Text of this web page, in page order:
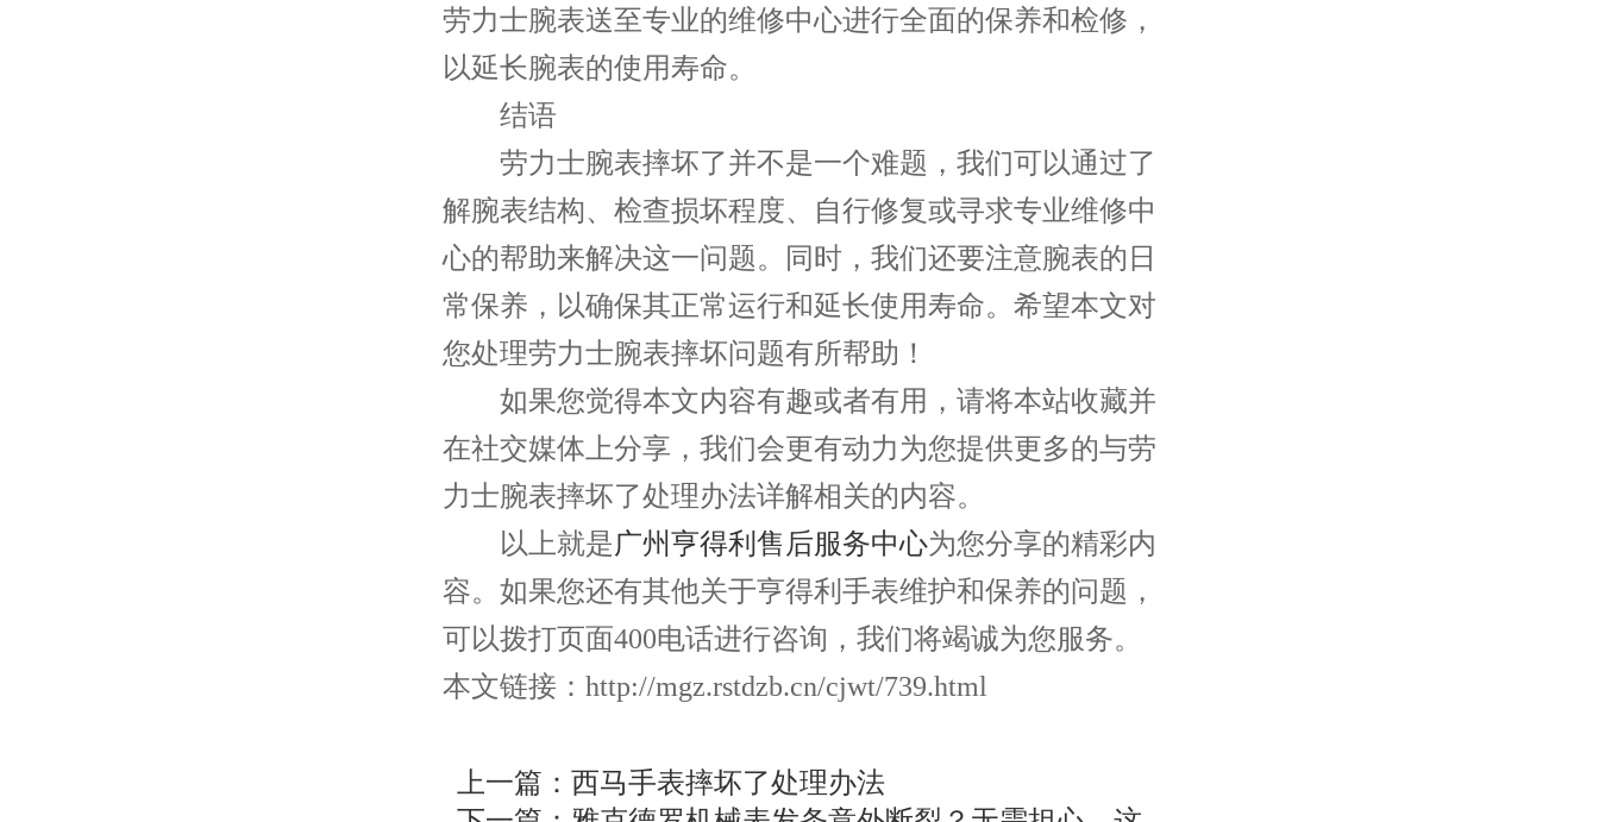
劳力士腕表送至专业的维修中心进行全面的保养和检修，
以延长腕表的使用寿命。
结语
劳力士腕表摔坏了并不是一个难题，我们可以通过了
解腕表结构、检查损坏程度、自行修复或寻求专业维修中
心的帮助来解决这一问题。同时，我们还要注意腕表的日
常保养，以确保其正常运行和延长使用寿命。希望本文对
您处理劳力士腕表摔坏问题有所帮助！
如果您觉得本文内容有趣或者有用，请将本站收藏并
在社交媒体上分享，我们会更有动力为您提供更多的与劳
力士腕表摔坏了处理办法详解相关的内容。
以上就是广州亨得利售后服务中心为您分享的精彩内
容。如果您还有其他关于亨得利手表维护和保养的问题，
可以拨打页面400电话进行咨询，我们将竭诚为您服务。
本文链接：http://mgz.rstdzb.cn/cjwt/739.html
上一篇： 西马手表摔坏了处理办法